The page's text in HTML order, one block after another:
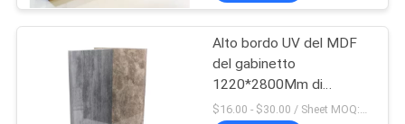
GIRO
DELLA
FABBRICA
Alto bordo UV del MDF
del gabinetto
1220*2800Mm di
durezza